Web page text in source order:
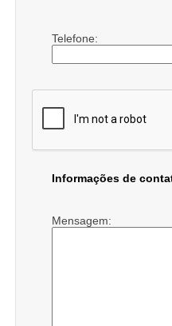
Telefone:
Informações de
Mensagem: